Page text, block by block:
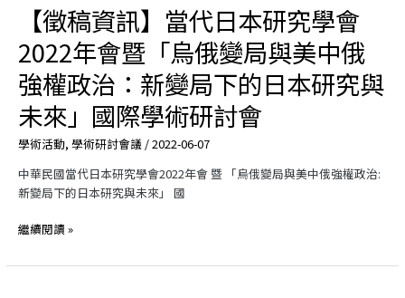
能
長
2022
第
三
屆
金
門
和
平
【徵稿資訊】當代日本研究學會
2022年會暨「烏俄變局與美中俄
強權政治：新變局下的日本研究與
未來」國際學術研討會
學術活動, 學術研討會議/2022-06-07
中華民國當代日本研究學會2022年會 暨 「烏俄變局與美中俄強權政治:
新變局下的日本研究與未來」 國
【徵
資
訊】
當
代
日
本
研
究
學
會
2022
繼續閱讀 »